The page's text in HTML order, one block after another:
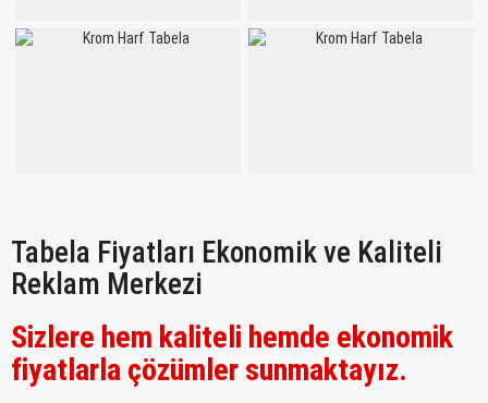
Tabela Fiyatları Ekonomik ve Kaliteli
Reklam Merkezi
Sizlere hem kaliteli hemde ekonomik
fiyatlarla çözümler sunmaktayız.